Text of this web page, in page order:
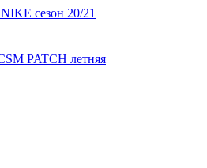
сезон 20/21
PATCH летняя